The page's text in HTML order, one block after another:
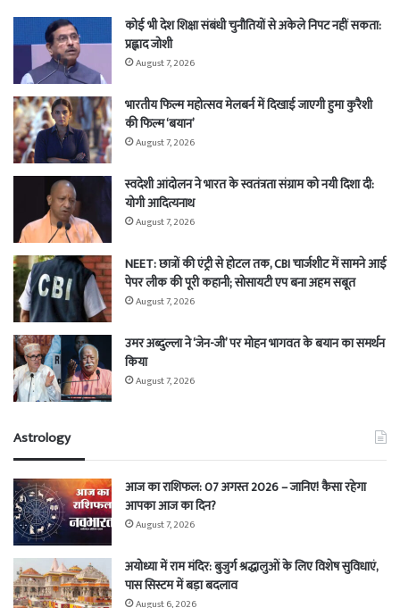
कोई भी देश शिक्षा संबंधी चुनौतियों से अकेले निपट नहीं सकता:
प्रह्लाद जोशी
August 7, 2026
भारतीय फिल्म महोत्सव मेलबर्न में दिखाई जाएगी हुमा कुरैशी
की फिल्म ‘बयान’
August 7, 2026
स्वदेशी आंदोलन ने भारत के स्वतंत्रता संग्राम को नयी दिशा दी:
योगी आदित्यनाथ
August 7, 2026
NEET: छात्रों की एंट्री से होटल तक, CBI चार्जशीट में सामने आई
पेपर लीक की पूरी कहानी; सोसायटी एप बना अहम सबूत
August 7, 2026
उमर अब्दुल्ला ने ‘जेन-जी’ पर मोहन भागवत के बयान का समर्थन
किया
August 7, 2026
Astrology
आज का राशिफल: 07 अगस्त 2026 – जानिए! कैसा रहेगा
आपका आज का दिन?
August 7, 2026
अयोध्या में राम मंदिर: बुजुर्ग श्रद्धालुओं के लिए विशेष सुविधाएं,
पास सिस्टम में बड़ा बदलाव
August 6, 2026